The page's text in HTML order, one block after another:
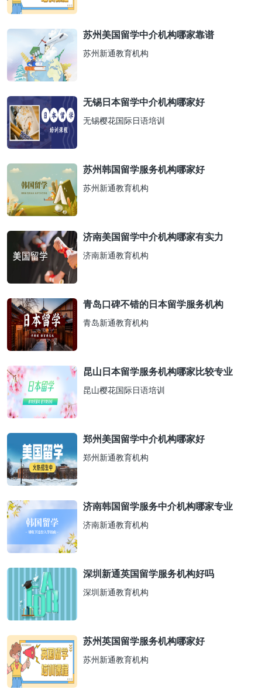
苏州美国留学中介机构哪家靠谱
苏州新通教育机构
无锡日本留学中介机构哪家好
无锡樱花国际日语培训
苏州韩国留学服务机构哪家好
苏州新通教育机构
济南美国留学中介机构哪家有实力
济南新通教育机构
青岛口碑不错的日本留学服务机构
青岛新通教育机构
昆山日本留学服务机构哪家比较专业
昆山樱花国际日语培训
郑州美国留学中介机构哪家好
郑州新通教育机构
济南韩国留学服务中介机构哪家专业
济南新通教育机构
深圳新通英国留学服务机构好吗
深圳新通教育机构
苏州英国留学服务机构哪家好
苏州新通教育机构